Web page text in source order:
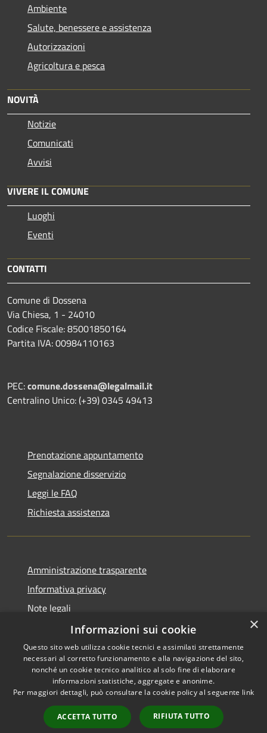
Ambiente
Salute, benessere e assistenza
Autorizzazioni
Agricoltura e pesca
NOVITÀ
Notizie
Comunicati
Avvisi
VIVERE IL COMUNE
Luoghi
Eventi
CONTATTI
Comune di Dossena
Via Chiesa, 1 - 24010
Codice Fiscale: 85001850164
Partita IVA: 00984110163
PEC:comune.dossena@legalmail.it
Centralino Unico: (+39) 0345 49413
Prenotazione appuntamento
Segnalazione disservizio
Leggi le FAQ
Richiesta assistenza
Amministrazione trasparente
Informativa privacy
Note legali
Dichiarazione di accessibilità
RSS
Accessibilità
Copyright © 2026 • Comune di
Dossena • Powered by
Municipium•
Accesso
×
Informazioni sui cookie
Questo sito web utilizza cookie tecnici e assimilati strettamente
necessari al corretto funzionamento e alla navigazione del sito,
nonché un cookie tecnico analitico al solo fine di elaborare
informazioni statistiche, aggregate e anonime.
Per maggiori dettagli, può consultare la cookie policy al seguente link
ACCETTA TUTTO RIFIUTA TUTTO